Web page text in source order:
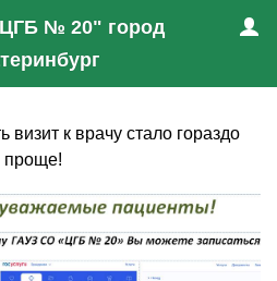
№ 20" город
визит к врачу стало гораздо
проще!